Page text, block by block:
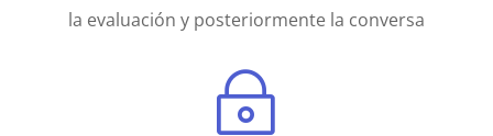
la evaluación y posteriormente la conversa
~